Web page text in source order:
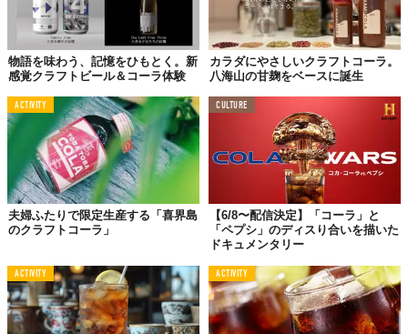
物語を味わう、記憶をひもとく。新
感覚クラフトビール＆コーラ体験
カラダにやさしいクラフトコーラ。
八海山の甘麹をベースに誕生
ACTIVITY
夫婦ふたりで限定生産する「喜界島
のクラフトコーラ」
CULTURE
【6/8〜配信決定】「コーラ」と
「ペプシ」のディスり合いを描いた
ドキュメンタリー
ACTIVITY ACTIVITY